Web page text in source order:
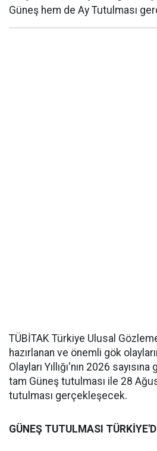
Güneş hem de Ay Tutulması
TÜBİTAK Türkiye Ulusal
hazırlanan ve önemli gök
Olayları Yıllığı'nın 2026
tam Güneş tutulması ile 28
tutulması gerçekleşecek.
GÜNEŞ TUTULMASI